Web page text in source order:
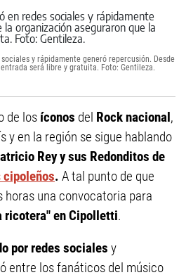
y rápidamente generó repercusión. Desde
será libre y gratuita. Foto: Gentileza.
de los íconos del Rock nacional,
y en la región se sigue hablando
Rey y sus Redonditos de
cipoleños. A tal punto de que
horas una convocatoria para
ricotera" en Cipolletti.
por redes sociales y
entre los fanáticos del músico